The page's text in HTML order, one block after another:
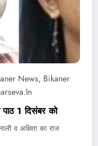
News, Bikaner
पाठ 1 दिसंबर को
व अक्षिता का राज